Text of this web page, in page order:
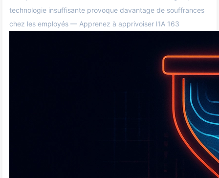
technologie insuffisante provoque davantage de souffrances
chez les employés — Apprenez à apprivoiser l'IA 163